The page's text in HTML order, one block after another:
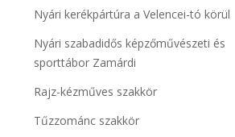
Nyári kerékpártúra a Velencei-tó körül
Nyári szabadidős képzőművészeti és
sporttábor Zamárdi
Rajz-kézműves szakkör
Tűzzománc szakkör